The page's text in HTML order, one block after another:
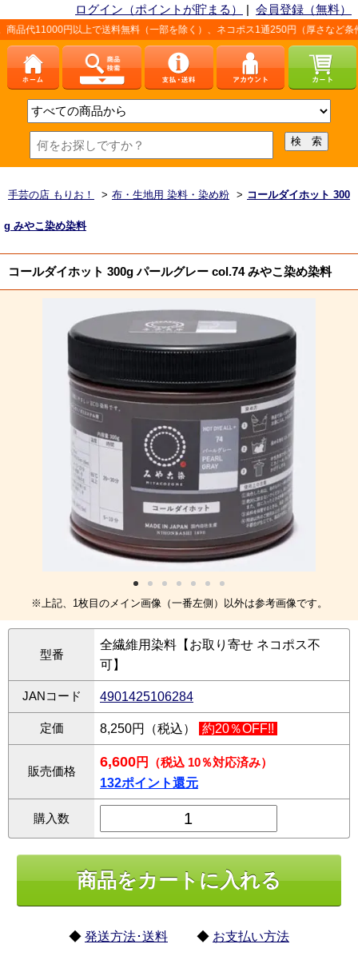
ログイン（ポイントが貯まる） | 会員登録（無料）
で送料無料（一部を除く）、ネコポス1通250円（厚さなど条件あり）。詳しく
手芸の店 もりお！ > 布・生地用 染料・染め粉 > コールダイホット 300
g みやこ染め染料
コールダイホット 300g パールグレー col.74 みやこ染め染料
※上記、1枚目のメイン画像（一番左側）以外は参考画像です。
型番
全繊維用染料【お取り寄せ ネコポス不
可】
JANコード 4901425106284
定価 8,250円（税込） 約20％OFF!!
販売価格
6,600円
（税込 10％対応済み）
132ポイント還元
購入数
◆ 発送方法･送料 ◆ お支払い方法